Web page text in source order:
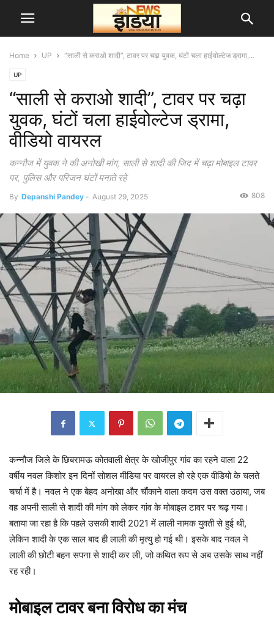
Home UP “साली से कराओ शादी”, टावर पर चढ़ा युवक, घंटों चला हाईवोल्टेज ड्रामा,...
UP
“साली से कराओ शादी”, टावर पर चढ़ा
युवक, घंटों चला हाईवोल्टेज ड्रामा,
वीडियो वायरल
कन्नौज में युवक ने की अनोखी मांग, साली से शादी की जिद में चढ़ा मोबाइल टावर
पर, पुलिस और परिजन घंटों मनाते रहे
By Depanshi Pandey - August 29, 2025 808
कन्नौज जिले के छिबरामऊ कोतवाली क्षेत्र के खोजीपुर गांव का रहने वाला 22
वर्षीय नवल किशोर इन दिनों सोशल मीडिया पर वायरल हो रहे एक वीडियो के चलते
चर्चा में है। नवल ने एक बेहद अनोखा और चौंकाने वाला कदम उस वक्त उठाया, जब
वह अपनी साली से शादी की मांग को लेकर गांव के मोबाइल टावर पर चढ़ गया।
बताया जा रहा है कि पहले उसकी शादी 2021 में लाली नामक युवती से हुई थी,
लेकिन शादी के एक साल बाद ही लाली की मृत्यु हो गई थी। इसके बाद नवल ने
लाली की छोटी बहन सपना से शादी कर ली, जो कथित रूप से अब उसके साथ नहीं
रह रही।
मोबाइल टावर बना विरोध का मंच